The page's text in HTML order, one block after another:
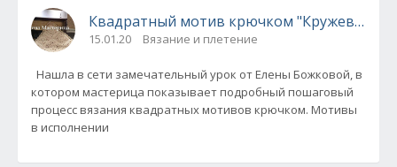
Квадратный мотив крючком "Кружевной"
15.01.20 Вязание и плетение
Нашла в сети замечательный урок от Елены Божковой, в
котором мастерица показывает подробный пошаговый
процесс вязания квадратных мотивов крючком. Мотивы
в исполнении